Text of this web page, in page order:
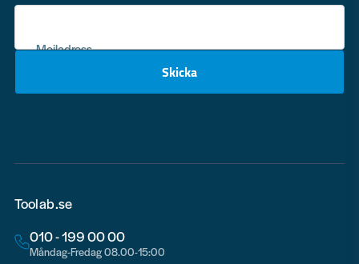
Mejladress
Skicka
Toolab.se
010 - 199 00 00
Måndag-Fredag 08.00-15:00